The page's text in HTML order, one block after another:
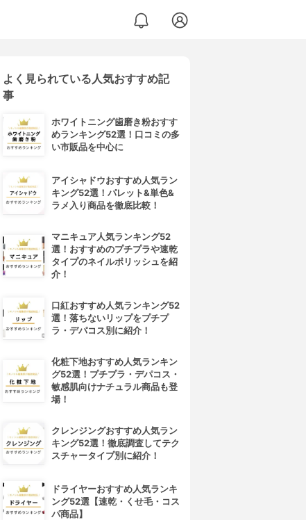
よく見られている人気おすすめ記
事
ホワイトニング歯磨き粉おすす
めランキング52選！口コミの多
い市販品を中心に
アイシャドウおすすめ人気ラン
キング52選！パレット&単色&
ラメ入り商品を徹底比較！
マニキュア人気ランキング52
選！おすすめのプチプラや速乾
タイプのネイルポリッシュを紹
介！
口紅おすすめ人気ランキング52
選！落ちないリップをプチプ
ラ・デパコス別に紹介！
化粧下地おすすめ人気ランキン
グ52選！プチプラ・デパコス・
敏感肌向けナチュラル商品も登
場！
クレンジングおすすめ人気ラン
キング52選！徹底調査してテク
スチャータイプ別に紹介！
ドライヤーおすすめ人気ランキ
ング52選【速乾・くせ毛・コス
パ商品】